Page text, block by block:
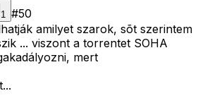
1 #50
amilyet szarok, sõt szerintem
... viszont a torrentet SOHA
mert